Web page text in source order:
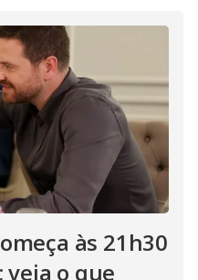
às 21h30
o que